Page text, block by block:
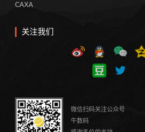
CAXA
关注我们
微信扫码关注公众号
牛数码